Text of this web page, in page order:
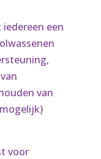
een
van
voor